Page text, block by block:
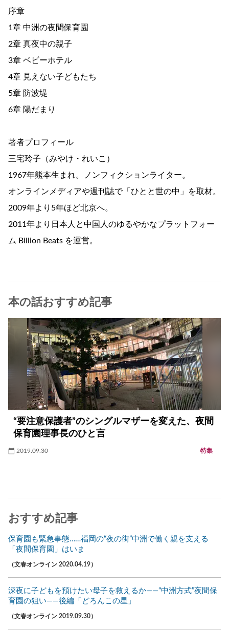
序章
1章 中洲の夜間保育園
2章 真夜中の親子
3章 ベビーホテル
4章 見えない子どもたち
5章 防波堤
6章 陽だまり
著者プロフィール
三宅玲子（みやけ・れいこ）
1967年熊本生まれ。ノンフィクションライター。
オンラインメディアや週刊誌で「ひとと世の中」を取材。
2009年より5年ほど北京へ。
2011年より日本人と中国人のゆるやかなプラットフォー
ム Billion Beats を運営。
本の話おすすめ記事
“要注意保護者”のシングルマザーを変えた、夜間
保育園理事長のひと言
2019.09.30 特集
おすすめ記事
保育園も緊急事態……福岡の“夜の街”中洲で働く親を支える
「夜間保育園」はいま
（文春オンライン 2020.04.19）
深夜に子どもを預けたい母子を救えるか――“中洲方式”夜間保
育園の狙い――後編「どろんこの星」
（文春オンライン 2019.09.30）